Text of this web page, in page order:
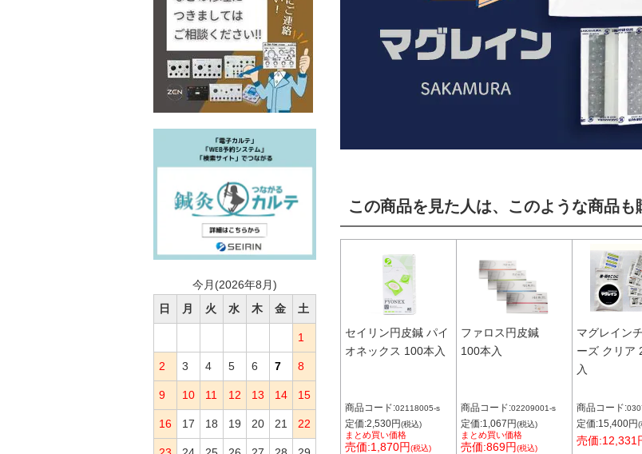
この商品を見た人は、このような商品も
セイリン円皮鍼 パイ
オネックス 100本入
商品コード:02118005-s
定価:2,530円(税込)
まとめ買い価格
売価:1,870円(税込)
ファロス円皮鍼
100本入
商品コード:02209001-s
定価:1,067円(税込)
まとめ買い価格
売価:869円(税込)
マグレイン
ーズ クリア
入
商品コード:
定価:15,400円(
売価:12,331
今月(2026年8月)
日
月 火 水 木 金 土
1
2 3 4 5 6 7 8
9 10 11 12 13 14 15
16 17 18 19 20 21 22